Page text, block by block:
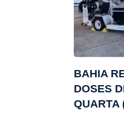
BAHIA
DOSES
QUARTA